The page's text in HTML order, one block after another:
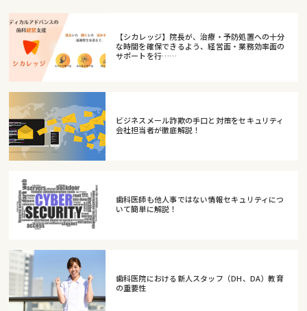
【シカレッジ】院長が、治療・予防処置への十分
な時間を確保できるよう、経営面・業務効率面の
サポートを行……
ビジネスメール詐欺の手口と対策をセキュリティ
会社担当者が徹底解説！
歯科医師も他人事ではない情報セキュリティにつ
いて簡単に解説！
歯科医院における新人スタッフ（DH、DA）教育
の重要性